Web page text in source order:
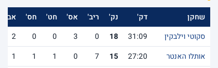
שחקן דק' נק' ריב' אס' חט' חס'
אב'
סקוטי וילבקין
31:09
18
0
3
0
0
2
אותלו האנטר
27:20
15
7
0
1
1
1